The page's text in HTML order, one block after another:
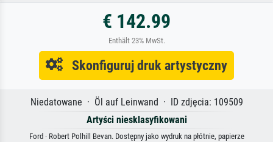
€ 142.99
Enthält 23% MwSt.
Skonfiguruj druk artystyczny
Niedatowane · Öl auf Leinwand · ID zdjęcia: 109509
Artyści niesklasyfikowani
Ford · Robert Polhill Bevan. Dostępny jako wydruk na płótnie, papierze